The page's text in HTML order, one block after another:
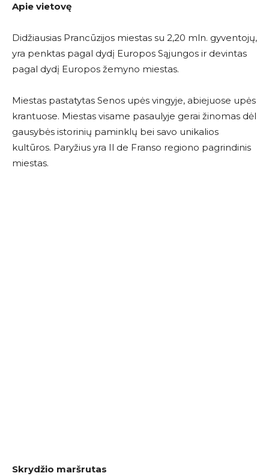
Apie vietovę
Didžiausias Prancūzijos miestas su 2,20 mln. gyventojų,
yra penktas pagal dydį Europos Sąjungos ir devintas
pagal dydį Europos žemyno miestas.
Miestas pastatytas Senos upės vingyje, abiejuose upės
krantuose. Miestas visame pasaulyje gerai žinomas dėl
gausybės istorinių paminklų bei savo unikalios
kultūros. Paryžius yra Il de Franso regiono pagrindinis
miestas.
Skrydžio maršrutas